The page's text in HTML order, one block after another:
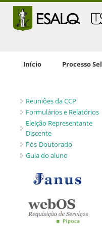
Início Processo
Condições gerais
Políticas de
Candidatos
Inscrições
Reuniões da CCP
Formulários e Relatórios
Eleição Representante
Discente
Pós-Doutorado
Guia do aluno